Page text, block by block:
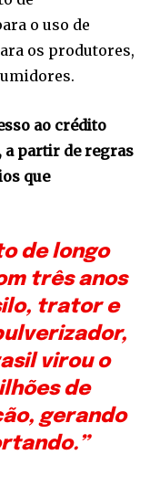
o uso de
os produtores,
ao crédito
a partir de regras
que
de longo
três anos
trator e
virou o
de
gerando